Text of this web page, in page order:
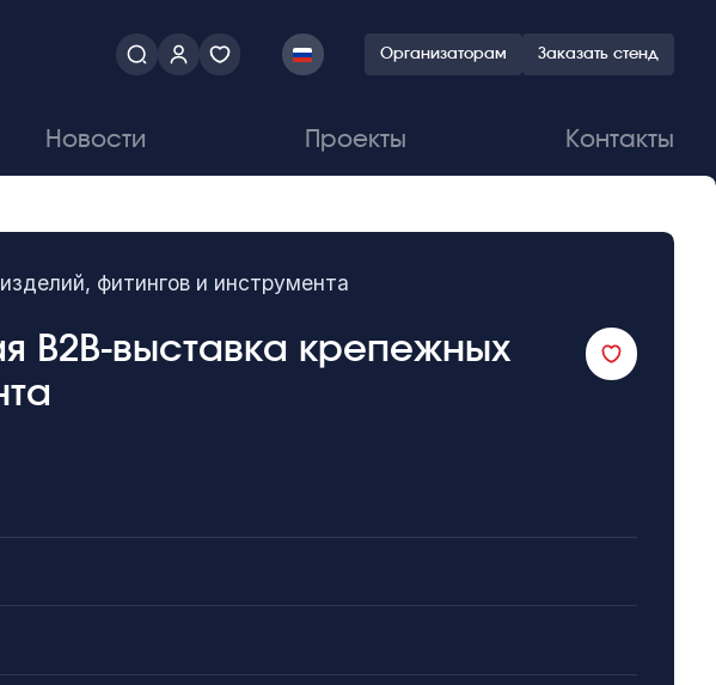
Организаторам Заказать стенд
Новости Проекты Контакты
фитингов и инструмента
B2B-выставка крепежных